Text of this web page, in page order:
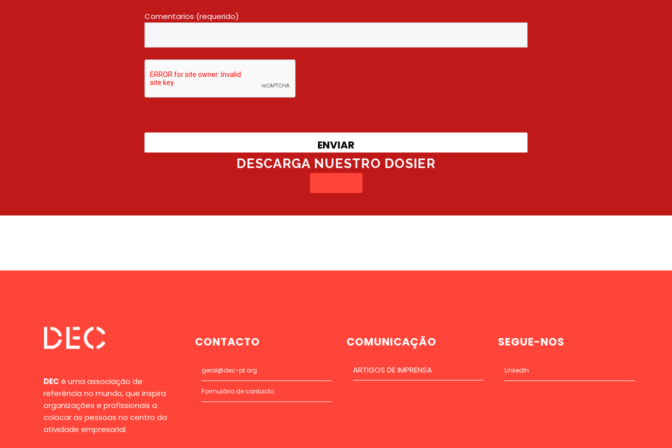
Comentarios (requerido)
DESCARGA NUESTRO DOSIER
DEC é uma associação de
referência no mundo, que inspira
organizações e profissionais a
colocar as pessoas no centro da
atividade empresarial.
CONTACTO
geral@dec-pt.org
Formulário de contacto
COMUNICAÇÃO
ARTIGOS DE IMPRENSA
SEGUE-NOS
LinkedIn